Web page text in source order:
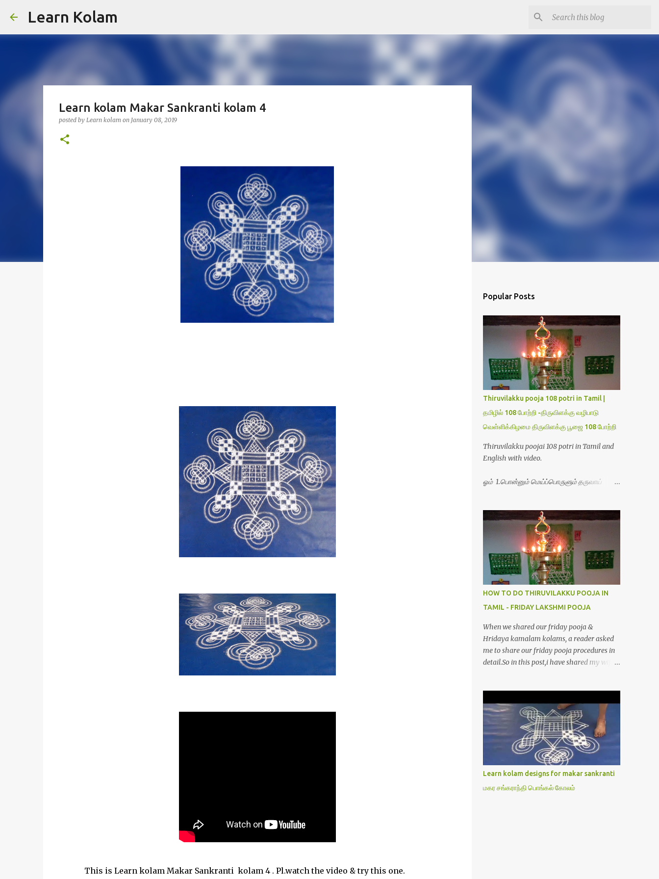
Learn Kolam
Learn kolam Makar Sankranti kolam 4
posted by Learn kolam on January 08, 2019
This is Learn kolam Makar Sankranti kolam 4 . Pl.watch the video & try this one.
Popular Posts
Thiruvilakku pooja 108 potri in Tamil |
தமிழில் 108 போற்றி -திருவிளக்கு வழிபாடு
வெள்ளிக்கிழமை திருவிளக்கு பூஜை 108 போற்றி
Thiruvilakku poojai 108 potri in Tamil and
English with video.
ஓம் 1.பொன்னும் மெய்ப்பொருளும் தருவாய்
4.மூவுலகும் நிறைந்திருந்தாய் போற்றி 5.வரம்பில்
இன்பமாய் வளர்ந்திருந்தாய் போற்றி
6.இயற்கையாய் அறிவொளி ஆனாய் போற்றி
7.ஈரேழுலகம் ஈன்றாய் போற்றி 8.பிறர்வயமாகா
பெரியோய் போற்றி 9.பேரின்பப் பெருக்காய்
பொலிந்தாய் போற்றி 10.பேரருட்கடலாம் பேரரு...
HOW TO DO THIRUVILAKKU POOJA IN
TAMIL - FRIDAY LAKSHMI POOJA
When we shared our friday pooja &
Hridaya kamalam kolams, a reader asked
me to share our friday pooja procedures in
detail.So in this post,i have shared my wife’s
procedure for more than 40 years in our
house each Friday.Now my daughter-in-law
is also performing the same.In this post,i
have written how to make Lakshmi poojai
with Thiruvilakku poojai
kolam,Hridayakamalam kolam and
thiruvilakku pooja stotram/slokas along
with 108 potri in tamil. i.e Archanai slokam
Learn kolam designs for makar sankranti
மகர சங்கராந்தி பொங்கல் கோலம்